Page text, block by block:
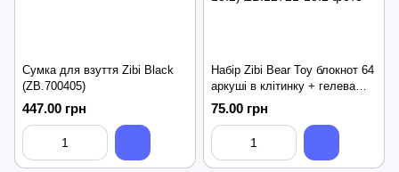
Сумка для взуття Zibi Black
(ZB.700405)
447.00 грн
Набір Zibi Bear Toy блокнот 64
аркуші в клітинку + гелева
ручка Пиши-Стирай Unicorn
(ZB.12721-10.2)
75.00 грн